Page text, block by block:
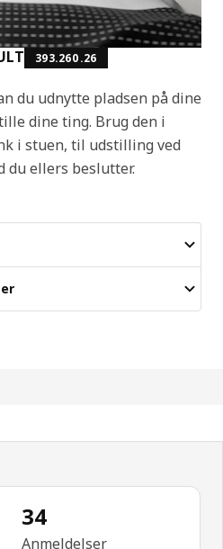
393.260.26
du udnytte pladsen på dine
dine ting. Brug den i
i stuen, til udstilling ved
du ellers beslutter.
3.1 Ud af 5 Stjerner. Anmeldelser i
34
Anmeldelser